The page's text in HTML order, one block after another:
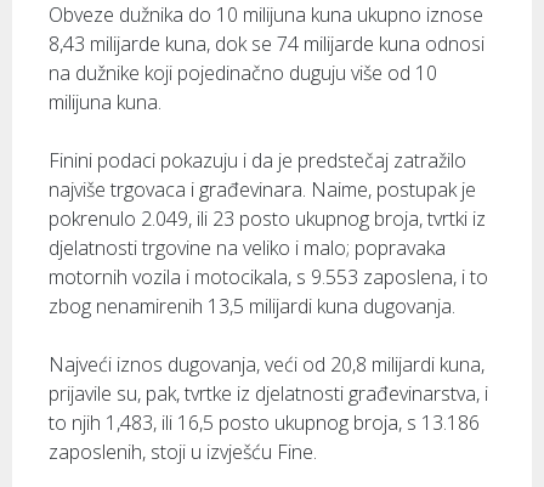
Obveze dužnika do 10 milijuna kuna ukupno iznose
8,43 milijarde kuna, dok se 74 milijarde kuna odnosi
na dužnike koji pojedinačno duguju više od 10
milijuna kuna.
Finini podaci pokazuju i da je predstečaj zatražilo
najviše trgovaca i građevinara. Naime, postupak je
pokrenulo 2.049, ili 23 posto ukupnog broja, tvrtki iz
djelatnosti trgovine na veliko i malo; popravaka
motornih vozila i motocikala, s 9.553 zaposlena, i to
zbog nenamirenih 13,5 milijardi kuna dugovanja.
Najveći iznos dugovanja, veći od 20,8 milijardi kuna,
prijavile su, pak, tvrtke iz djelatnosti građevinarstva, i
to njih 1,483, ili 16,5 posto ukupnog broja, s 13.186
zaposlenih, stoji u izvješću Fine.